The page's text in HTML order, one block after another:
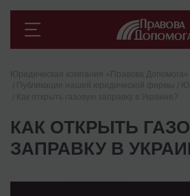
КАК ОТКРЫТЬ
ЗАПРАВКУ В